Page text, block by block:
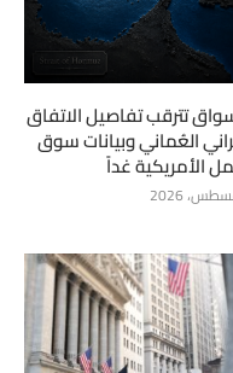
تترقب تفاصيل الاتفاق
العُماني وبيانات سوق
الأمريكية غداً